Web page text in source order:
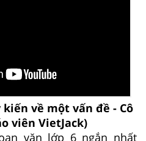
về một vấn đề - Cô
viên VietJack)
văn lớp 6 ngắn nhất